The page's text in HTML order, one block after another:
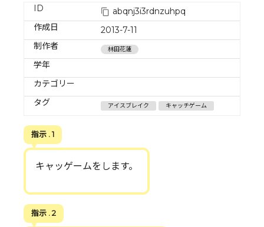
ID
abqnj3i3rdnzuhpq
作成日
2013-7-11
制作者
林田花蓮
学年
カテゴリー
タグ
アイスブレイク キャッチゲーム
指示 . 1
キャッゲームをします。
指示 . 2